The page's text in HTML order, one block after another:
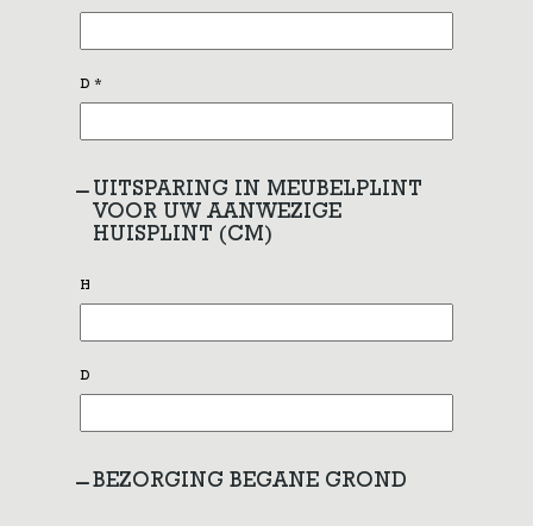
D *
UITSPARING IN MEUBELPLINT
VOOR UW AANWEZIGE
HUISPLINT (CM)
H
D
BEZORGING BEGANE GROND